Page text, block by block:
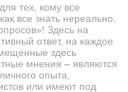
тех, кому все
все знать нереально,
Здесь на
ответ, на каждое
здесь
мнения – являются
опыта,
или имеют под